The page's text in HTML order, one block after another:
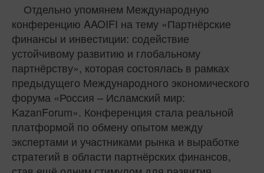
Отдельно упомянем Международную
конференцию AAOIFI на тему «Партнёрские
финансы и инвестиции: содействие
устойчивому развитию и глобальному
партнёрству», которая состоялась в рамках
предыдущего Международного экономического
форума «Россия – Исламский мир:
KazanForum». Конференция стала реальной
платформой по обмену опытом между
экспертами и участниками рынка и выработке
стратегий в области партнёрских финансов,